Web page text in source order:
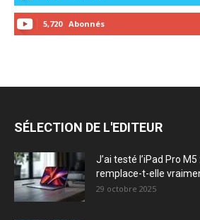
5,720 Abonnés
SÉLECTION DE L'EDITEUR
J’ai testé l’iPad Pro
remplace-t-elle
29 octobre 2025